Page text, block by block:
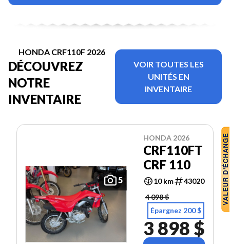
HONDA CRF110F 2026
DÉCOUVREZ
NOTRE
INVENTAIRE
VOIR TOUTES LES
UNITÉS EN
INVENTAIRE
5
HONDA 2026
CRF110FT
CRF 110
10 km
43020
4 098 $
Épargnez 200 $
3 898 $